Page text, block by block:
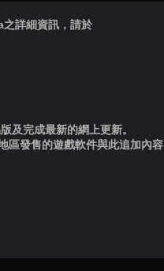
詳細資訊，請於
及完成最新的網上更新。
區發售的遊戲軟件與此追加內容